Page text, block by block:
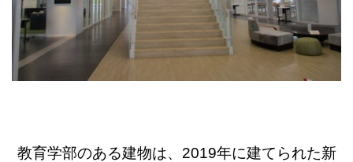
教育学部のある建物は、2019年に建てられた新